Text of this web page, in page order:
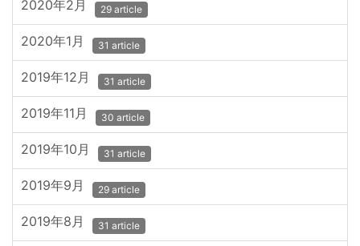
2020年2月 29 article
2020年1月 31 article
2019年12月 31 article
2019年11月 30 article
2019年10月 31 article
2019年9月 29 article
2019年8月 31 article